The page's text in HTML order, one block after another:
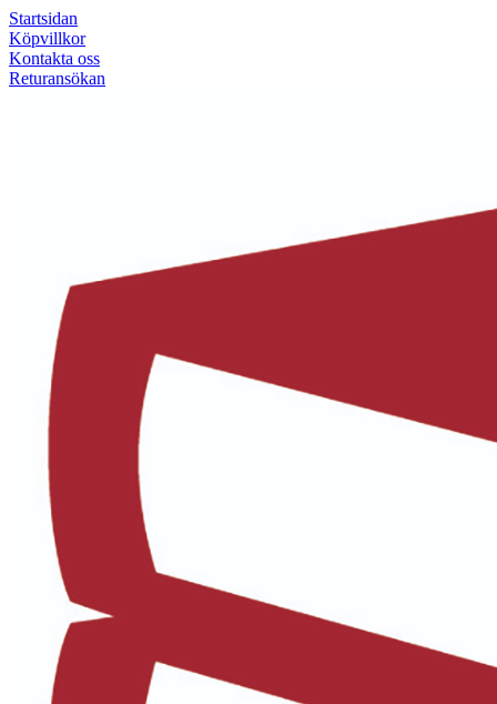
Startsidan
Köpvillkor
Kontakta oss
Returansökan